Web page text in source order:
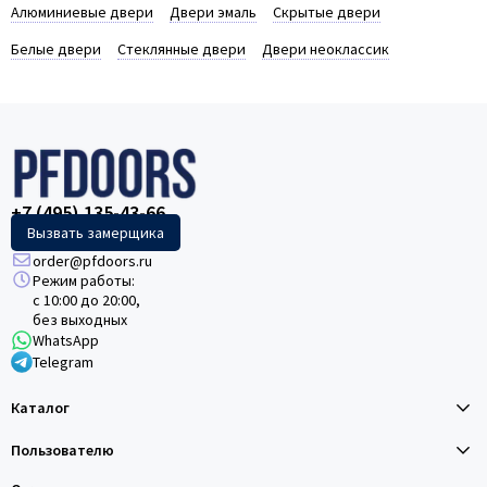
Алюминиевые двери Двери эмаль
Скрытые двери
Белые двери
Стеклянные двери Двери неоклассик
+7 (495) 135-43-66
Вызвать замерщика
order@pfdoors.ru
Режим работы:
с 10:00 до 20:00,
без выходных
WhatsApp
Telegram
Каталог
Пользователю